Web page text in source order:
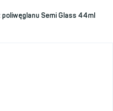
Semi Glass 44ml